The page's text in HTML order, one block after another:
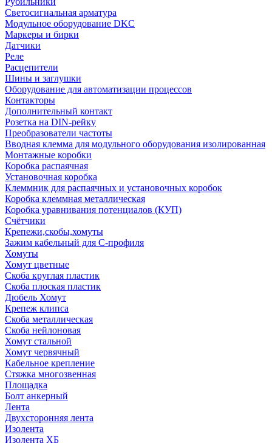
Светосигнальная арматура
Модульное оборудование DKC
Маркеры и бирки
Датчики
Реле
Расцепители
Шины и заглушки
Оборудование для автоматизации процессов
Контакторы
Дополнительный контакт
Розетка на DIN-рейку
Преобразователи частоты
Вводная клемма для модульного оборудования изолированная
Монтажные коробки
Коробка распаячная
Установочная коробка
Клеммник для распаячных и установочных коробок
Коробка клеммная металлическая
Коробка уравнивания потенциалов (КУП)
Счётчики
Крепежи,скобы,хомуты
Зажим кабельный для С-профиля
Хомуты
Хомут цветные
Скоба круглая пластик
Скоба плоская пластик
Дюбель Хомут
Крепеж клипса
Скоба металлическая
Скоба нейлоновая
Хомут стальной
Хомут червячный
Кабельное крепление
Стяжка многозвенная
Площадка
Болт анкерный
Лента
Двухсторонняя лента
Изолента
Изолента ХБ